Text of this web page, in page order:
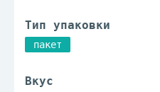
Тип упаковки
пакет
Вкус